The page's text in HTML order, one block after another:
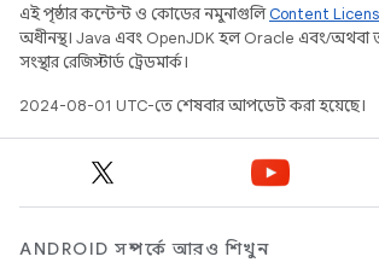
এই পৃষ্ঠার কন্টেন্ট ও কোডের নমুনাগুলিContent
অধীনস্থ। Java এবং OpenJDK হল Oracle এবং/অথবা
সংস্থার রেজিস্টার্ড ট্রেডমার্ক।
2024-08-01 UTC-তে শেষবার আপডেট করা হয়েছে।
ANDROID সম্পর্কে আরও শিখুন